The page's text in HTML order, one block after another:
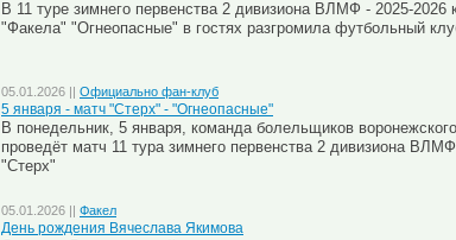
В 11 туре зимнего первенства 2 дивизиона ВЛМФ - 2025-
"Факела" "Огнеопасные" в гостях разгромила футбольный
05.01.2026 || Официально фан-клуб
5 января - матч "Стерх" - "Огнеопасные"
В понедельник, 5 января, команда болельщиков
проведёт матч 11 тура зимнего первенства 2 дивизиона
"Стерх"
05.01.2026 || Факел
День рождения Вячеслава Якимова